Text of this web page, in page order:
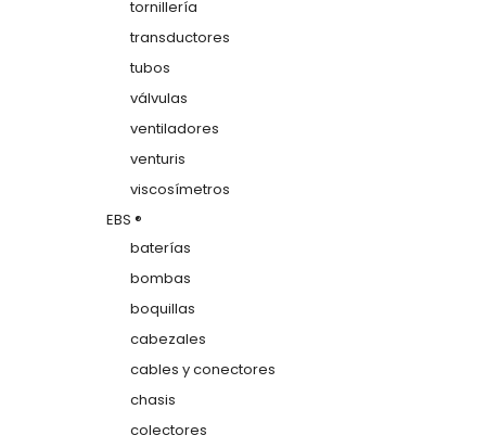
tornillería
transductores
tubos
válvulas
ventiladores
venturis
viscosímetros
EBS ®
baterías
bombas
boquillas
cabezales
cables y conectores
chasis
colectores